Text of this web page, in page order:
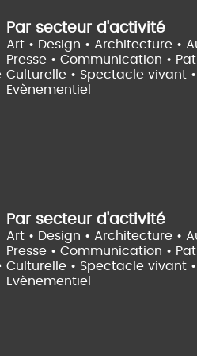
Par secteur d'activité
Art • Design • Architecture •
Presse • Communication •
Culturelle • Spectacle vivant •
Evènementiel
Par secteur d'activité
Art • Design • Architecture •
Presse • Communication •
Culturelle • Spectacle vivant •
Evènementiel